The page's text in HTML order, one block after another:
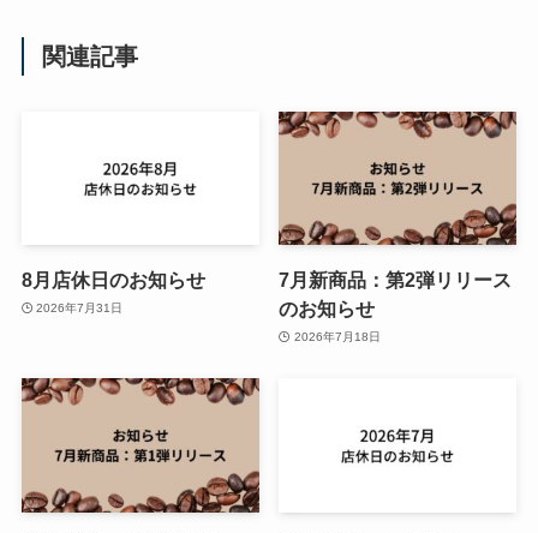
関連記事
8月店休日のお知らせ
2026年7月31日
7月新商品：第2弾リリース
のお知らせ
2026年7月18日